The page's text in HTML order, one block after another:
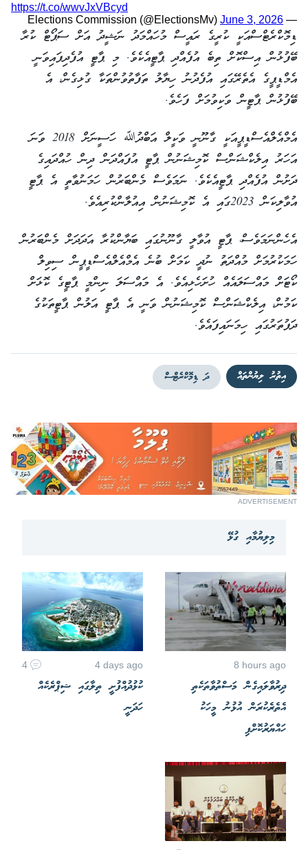
https://t.co/wwvJxVBcyd
— Elections Commission (@ElectionsMv)
June 3, 2026
ޑިމޮކްރެޓްސްއަކީ ކުރީގެ ރައީސް މުހައްމަދު ނަޝީދު އަށް ސަޕޯޓް ކުރާ
ބޭފުޅުން އިސްކޮށް ތިބެ އުފެއްދި ޕާޓީއެކެވެ. މި ޕާޓީ އުފެދިފައިވަނީ
އެމްޑީޕީގެ އެތެރޭގައި އުފެދުނު ހިޔާލު ތަފާތުވުންތަކާ ގުޅިގެން، އެ
ބޭފުޅުން ޕާޓީން ވަކިވުމަށް ފަހެވެ.
އެމްއެލްއެސްޑީޕީއަކީ ގާނޫނީ ވަކީލް އަބްދުﷲ ހަސީނަށް 2018 ވަނަ
އަހަރު އިލެކްޝަންސް ކޮމިޝަނުން ޕާޓީ އުފައްދަން ދިން ހުއްދައިގެ
ދަށުން އުފެއްދި ޕާޓީއެކެވެ. ނަމަވެސް މެންބަރުން ހަމަނުވާތީ އެ ޕާޓީ
އުވާލިކަން 2023ގައި އެ ކޮމިޝަނުން އިއުލާންކުރިއެވެ.
އެހެންނަމަވެސް، ޕާޓީ އުވާލީ ގާނޫނުގައި ބަޔާންކުރާ އަދަދަށް މެންބަރުން
ހަމަކުރުމަށް މުއްދަތު ނުދީ ކަމަށް ބުނެ އެމްއެލްއެސްޑީޕީން ސިވިލް
ކޯޓަށް މައްސަލައެއް ހުށަހެޅިއެވެ. އެ މައްސަލަ ނިންމީ ޕާޓީގެ ކޮޅަށް
ކަމުން، އިލެކްޝަންސް ކޮމިޝަނުން ވަނީ އެ ޕާޓީ އަލުން ޕާޓީތަކުގެ
ދަފުތަރުގައި ހިމަނައިފައެވެ.
އިތުރު ލިޔުންތައް ދަ ޑިމޮކްރެޓްސް
ADVERTISEMENT
މިލިޔުމާއި ގުޅޭ
8 hours ago
ދިރުވާލައިގެން މަސްތުވާތަކެތި
އެތެރެކުރަން އުޅުނު މީހަކު
ހައްޔަރުކޮށްފި
4 days ago
4
ކުޅުދުއްފުށީ ތިލާގައި ޝިޕްރެކެއް
ހަދަނީ